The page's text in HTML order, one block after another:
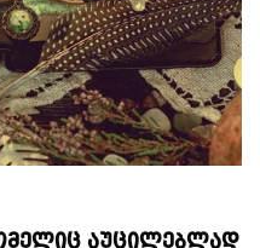
ᲐᲣᲪᲘᲚᲔᲑᲚᲐᲓ